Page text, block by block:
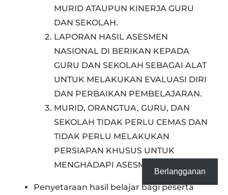
MURID ATAUPUN KINERJA GURU
DAN SEKOLAH.
LAPORAN HASIL ASESMEN
NASIONAL DI BERIKAN KEPADA
GURU DAN SEKOLAH SEBAGAI ALAT
UNTUK MELAKUKAN EVALUASI DIRI
DAN PERBAIKAN PEMBELAJARAN.
MURID, ORANGTUA, GURU, DAN
SEKOLAH TIDAK PERLU CEMAS DAN
TIDAK PERLU MELAKUKAN
PERSIAPAN KHUSUS UNTUK
MENGHADAPI ASESMEN NASIONAL.
Penyetaraan hasil belajar bagi peserta
Berlangganan